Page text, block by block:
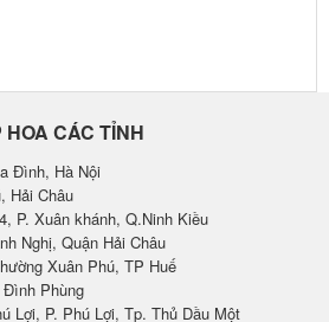
HOA CÁC TỈNH
Đình, Hà Nội
Hải Châu
P. Xuân khánh, Q.Ninh Kiều
Nghị, Quận Hải Châu
Xuân Phú, TP Huế
Phùng
Lợi, P. Phú Lợi, Tp. Thủ Dầu Một